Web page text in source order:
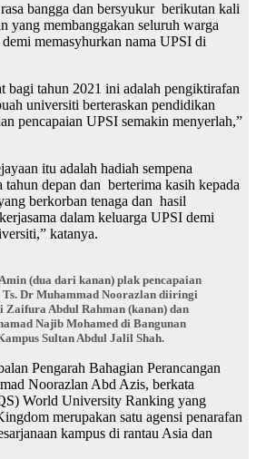
bangga dan bersyukur berikutan kali
yang membanggakan seluruh warga
memasyhurkan nama UPSI di
tahun 2021 ini adalah pengiktirafan
universiti berteraskan pendidikan
pencapaian UPSI semakin menyerlah,”
itu adalah hadiah sempena
tahun depan dan berterima kasih kepada
berkorban tenaga dan hasil
dalam keluarga UPSI demi
katanya.
(dua dari kanan) plak pencapaian
Dr Muhammad Noorazlan diiringi
Zaifura Abdul Rahman (kanan) dan
Najib Mohamed di Bangunan
Sultan Abdul Jalil Shah.
Pengarah Bahagian Perancangan
Noorazlan Abd Azis, berkata
World University Ranking yang
merupakan satu agensi penarafan
kampus di rantau Asia dan